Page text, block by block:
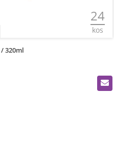
24
kos
320ml